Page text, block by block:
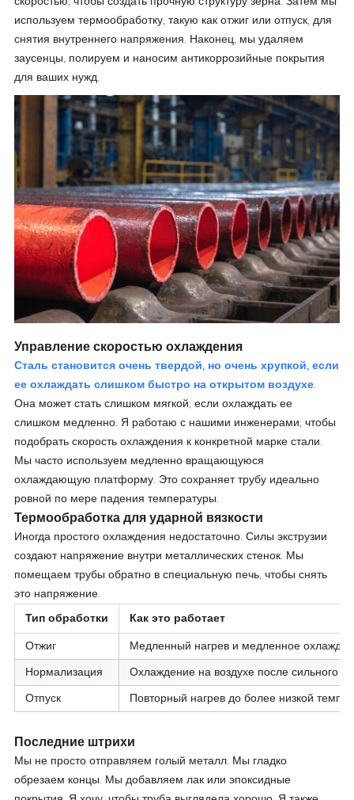
используем термообработку, такую как отжиг или отпуск, для
снятия внутреннего напряжения. Наконец, мы удаляем
заусенцы, полируем и наносим антикоррозийные покрытия
для ваших нужд.
Управление скоростью охлаждения
Сталь становится очень твердой, но очень хрупкой, если
ее охлаждать слишком быстро на открытом воздухе.
Она может стать слишком мягкой, если охлаждать ее
слишком медленно. Я работаю с нашими инженерами, чтобы
подобрать скорость охлаждения к конкретной марке стали.
Мы часто используем медленно вращающуюся
охлаждающую платформу. Это сохраняет трубу идеально
ровной по мере падения температуры.
Термообработка для ударной вязкости
Иногда простого охлаждения недостаточно. Силы экструзии
создают напряжение внутри металлических стенок. Мы
помещаем трубы обратно в специальную печь, чтобы снять
это напряжение.
Тип обработки Как это работает
Отжиг Медленный нагрев и медленное
Нормализация Охлаждение на воздухе после сильного
Отпуск Повторный нагрев до более низкой
Последние штрихи
Мы не просто отправляем голый металл. Мы гладко
обрезаем концы. Мы добавляем лак или эпоксидные